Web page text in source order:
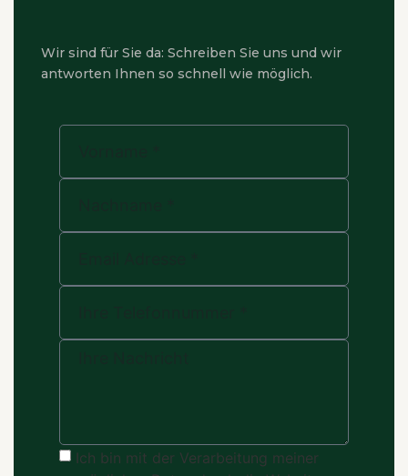
Wir sind für Sie da: Schreiben Sie uns und wir
antworten Ihnen so schnell wie möglich.
Ich bin mit der Verarbeitung meiner